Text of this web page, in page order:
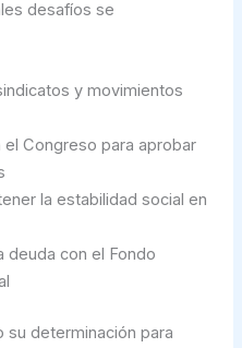
desafíos se
y movimientos
Congreso para aprobar
la estabilidad social en
deuda con el Fondo
su determinación para